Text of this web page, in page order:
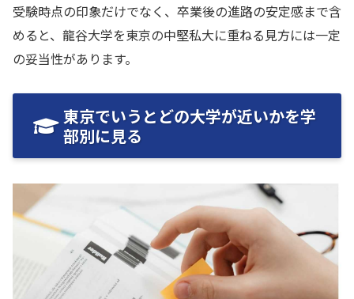
受験時点の印象だけでなく、卒業後の進路の安定感まで含
めると、龍谷大学を東京の中堅私大に重ねる見方には一定
の妥当性があります。
東京でいうとどの大学が近いかを学
部別に見る